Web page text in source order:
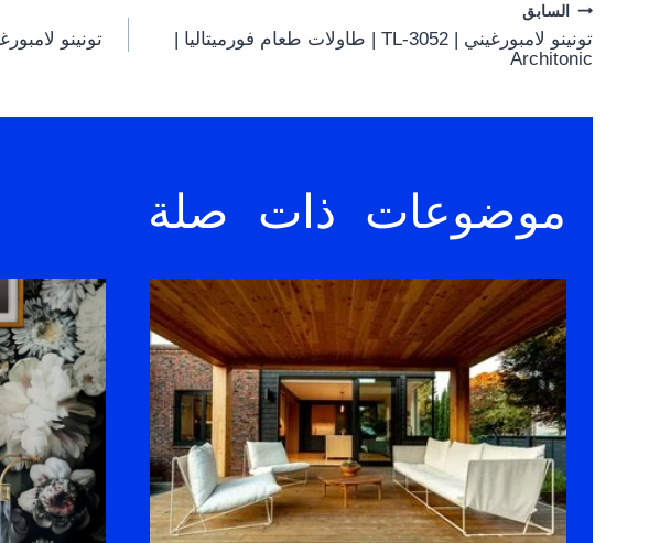
Post
navigation
السابق
تونينو لامبورغيني | TL-3052 | طاولات طعام فورميتاليا |
Architonic
موضوعات ذات صلة